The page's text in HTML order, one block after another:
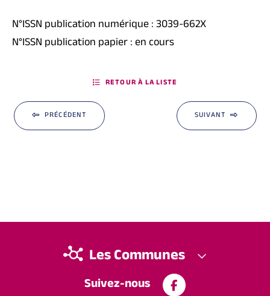
N°ISSN publication numérique : 3039-662X
N°ISSN publication papier : en cours
PRÉCÉDENT
RETOUR À LA LISTE
SUIVANT
Suivez-nous
Les Communes